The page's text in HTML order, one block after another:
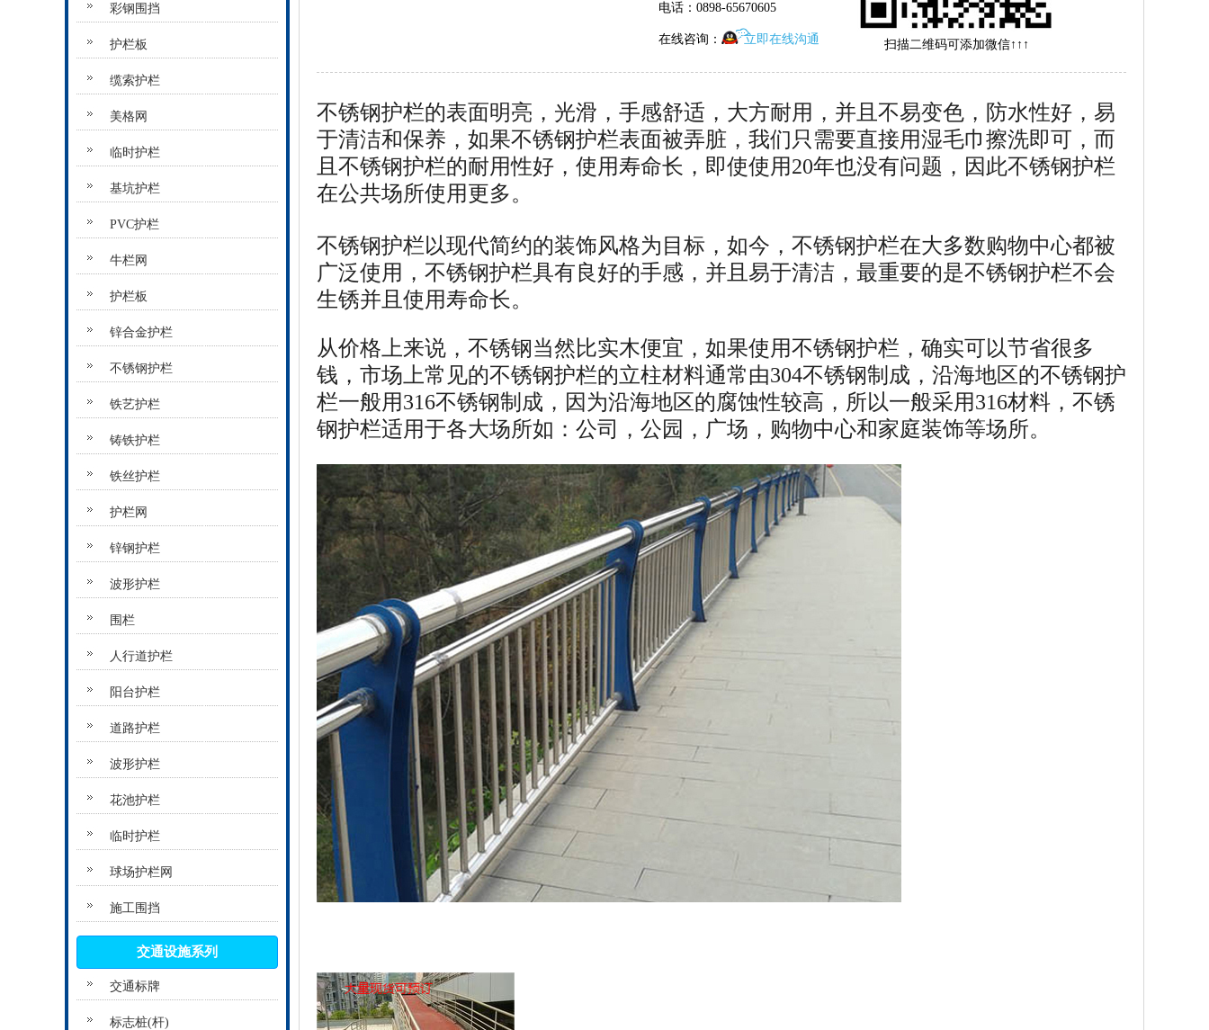
彩钢围挡
护栏板
缆索护栏
美格网
临时护栏
基坑护栏
PVC护栏
牛栏网
护栏板
锌合金护栏
不锈钢护栏
铁艺护栏
铸铁护栏
铁丝护栏
护栏网
锌钢护栏
波形护栏
围栏
人行道护栏
阳台护栏
道路护栏
波形护栏
花池护栏
临时护栏
球场护栏网
施工围挡
交通设施系列
交通标牌
标志桩(杆)
电话：0898-65670605
在线咨询： 立即在线沟通 扫描二维码可添加微信↑↑↑
不锈钢护栏的表面明亮，光滑，手感舒适，大方耐用，并且不易变色，防水性好，易
于清洁和保养，如果不锈钢护栏表面被弄脏，我们只需要直接用湿毛巾擦洗即可，而
且不锈钢护栏的耐用性好，使用寿命长，即使使用20年也没有问题，因此不锈钢护栏
在公共场所使用更多。
不锈钢护栏以现代简约的装饰风格为目标，如今，不锈钢护栏在大多数购物中心都被
广泛使用，不锈钢护栏具有良好的手感，并且易于清洁，最重要的是不锈钢护栏不会
生锈并且使用寿命长。
从价格上来说，不锈钢当然比实木便宜，如果使用不锈钢护栏，确实可以节省很多
钱，市场上常见的不锈钢护栏的立柱材料通常由304不锈钢制成，沿海地区的不锈钢护
栏一般用316不锈钢制成，因为沿海地区的腐蚀性较高，所以一般采用316材料，不锈
钢护栏适用于各大场所如：公司，公园，广场，购物中心和家庭装饰等场所。